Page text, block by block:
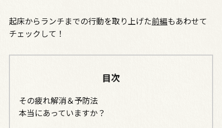
起床からランチまでの行動を取り上げた前編もあわせて
チェックして！
目次
その疲れ解消＆予防法
本当にあっていますか？